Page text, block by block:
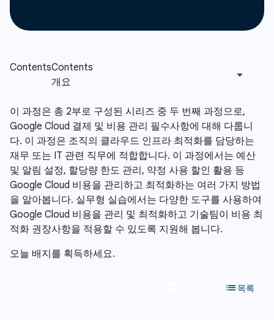
이 과정은 총 2부로 구성된 시리즈 중 두 번째 과정으로,
Google Cloud 결제 및 비용 관리 필수사항에 대해 다룹니
다. 이 과정은 조직의 클라우드 인프라 최적화를 담당하는
재무 또는 IT 관련 직무에 적합합니다. 이 과정에서는 예산
및 알림 설정, 할당량 한도 관리, 약정 사용 할인 활용 등
Google Cloud 비용을 관리하고 최적화하는 여러 가지 방법
을 알아봅니다. 실무형 실습에서는 다양한 도구를 사용하여
Google Cloud 비용을 관리 및 최적화하고 기술팀이 비용 최
적화 권장사항을 적용할 수 있도록 지원해 봅니다.
오늘 배지를 획득하세요.